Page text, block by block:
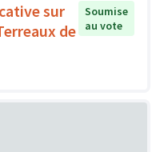
sur
de
Soumise
au vote